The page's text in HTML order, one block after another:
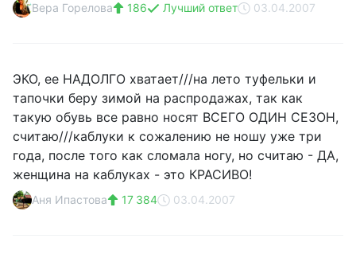
Вера Горелова 186 Лучший ответ 03.04.2007
ЭКО, ее НАДОЛГО хватает///на лето туфельки и
тапочки беру зимой на распродажах, так как
такую обувь все равно носят ВСЕГО ОДИН СЕЗОН,
считаю///каблуки к сожалению не ношу уже три
года, после того как сломала ногу, но считаю - ДА,
женщина на каблуках - это КРАСИВО!
Аня Ипастова 17 384 03.04.2007